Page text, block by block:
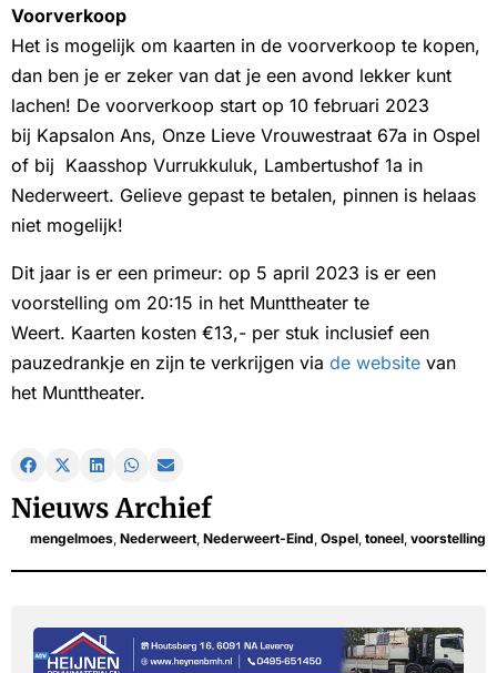
Voorverkoop
Het is mogelijk om kaarten in de voorverkoop te kopen,
dan ben je er zeker van dat je een avond lekker kunt
lachen! De voorverkoop start op 10 februari 2023
bij Kapsalon Ans, Onze Lieve Vrouwestraat 67a in Ospel
of bij Kaasshop Vurrukkuluk, Lambertushof 1a in
Nederweert. Gelieve gepast te betalen, pinnen is helaas
niet mogelijk!
Dit jaar is er een primeur: op 5 april 2023 is er een
voorstelling om 20:15 in het Munttheater te
Weert. Kaarten kosten €13,- per stuk inclusief een
pauzedrankje en zijn te verkrijgen via de website van
het Munttheater.
Nieuws Archief
mengelmoes, Nederweert, Nederweert-Eind, Ospel, toneel, voorstelling